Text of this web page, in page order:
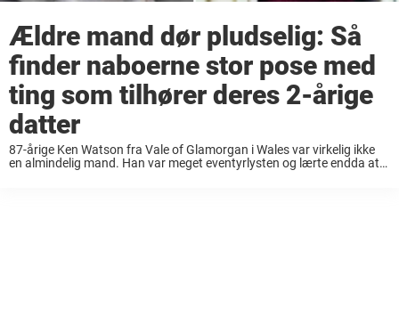
Ældre mand dør pludselig: Så
finder naboerne stor pose med
ting som tilhører deres 2-årige
datter
87-årige Ken Watson fra Vale of Glamorgan i Wales var virkelig ikke
en almindelig mand. Han var meget eventyrlysten og lærte endda at